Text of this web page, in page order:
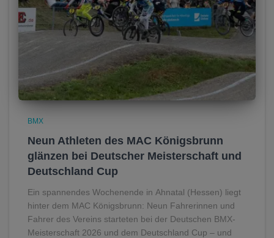
BMX
Neun Athleten des MAC Königsbrunn
glänzen bei Deutscher Meisterschaft und
Deutschland Cup
Ein spannendes Wochenende in Ahnatal (Hessen) liegt
hinter dem MAC Königsbrunn: Neun Fahrerinnen und
Fahrer des Vereins starteten bei der Deutschen BMX-
Meisterschaft 2026 und dem Deutschland Cup – und